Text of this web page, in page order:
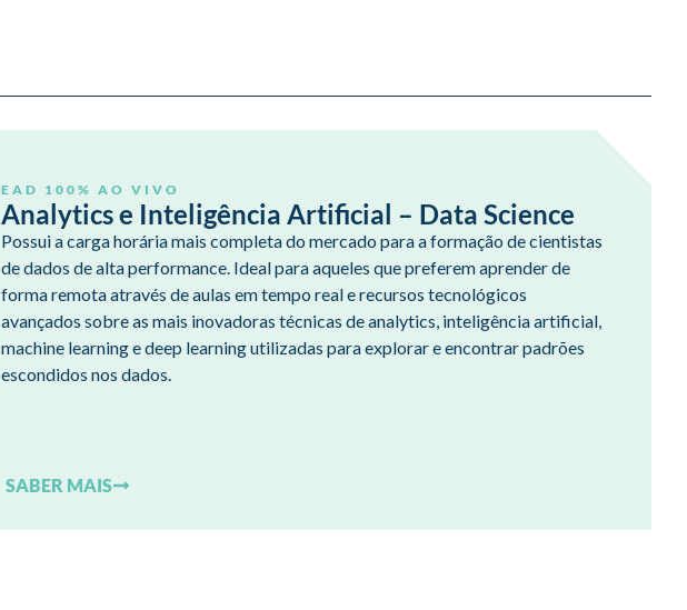
EAD 100% AO VIVO
Analytics e Inteligência Artificial – Data Science
Possui a carga horária mais completa do mercado para a formação de cientistas
de dados de alta performance. Ideal para aqueles que preferem aprender de
forma remota através de aulas em tempo real e recursos tecnológicos
avançados sobre as mais inovadoras técnicas de analytics, inteligência artificial,
machine learning e deep learning utilizadas para explorar e encontrar padrões
escondidos nos dados.
SABER MAIS